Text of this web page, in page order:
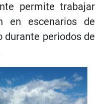
permite trabajar
en escenarios de
durante periodos de